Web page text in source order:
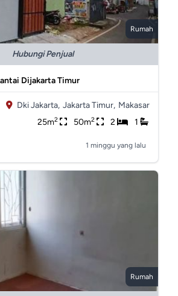
Rumah
Hubungi Penjual
Dijakarta Timur
Dki Jakarta, Jakarta Timur, Makasar
25m2 50m2 2 1
1 minggu yang lalu
Rumah